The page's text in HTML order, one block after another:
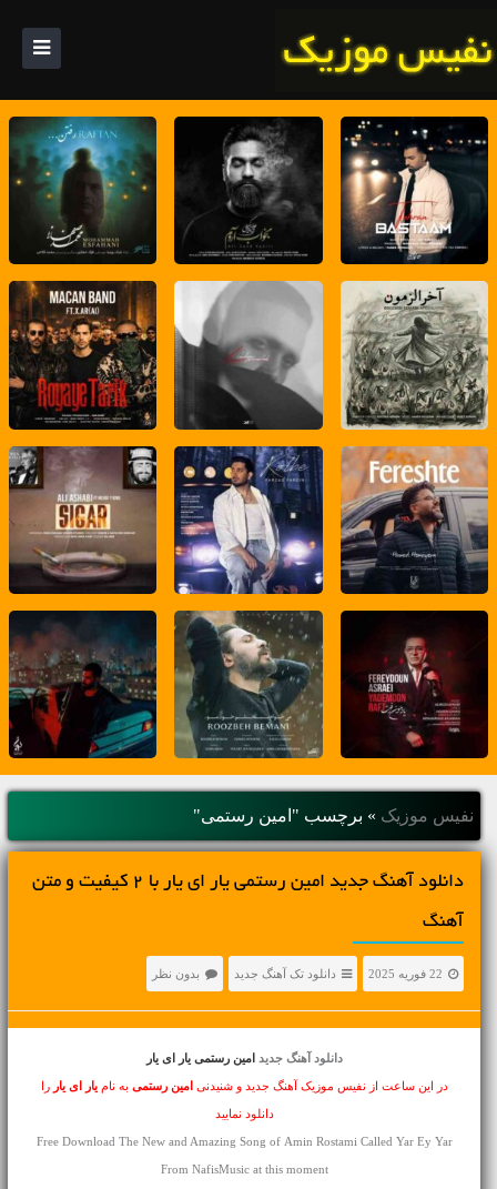
نفیس موزیک » برچسب "امین رستمی"
دانلود آهنگ جديد امین رستمی یار ای یار با 2 کیفیت و متن
آهنگ
22 فوریه 2025 دانلود تک آهنگ جدید بدون نظر
دانلود آهنگ جدید امین رستمی یار ای یار
در این ساعت از نفیس موزیک آهنگ جدید و شنیدنی امین رستمی به نامیار ای یار را
دانلود نمایید
Free Download The New and Amazing Song of Amin Rostami Called Yar Ey Yar
From NafisMusic at this moment